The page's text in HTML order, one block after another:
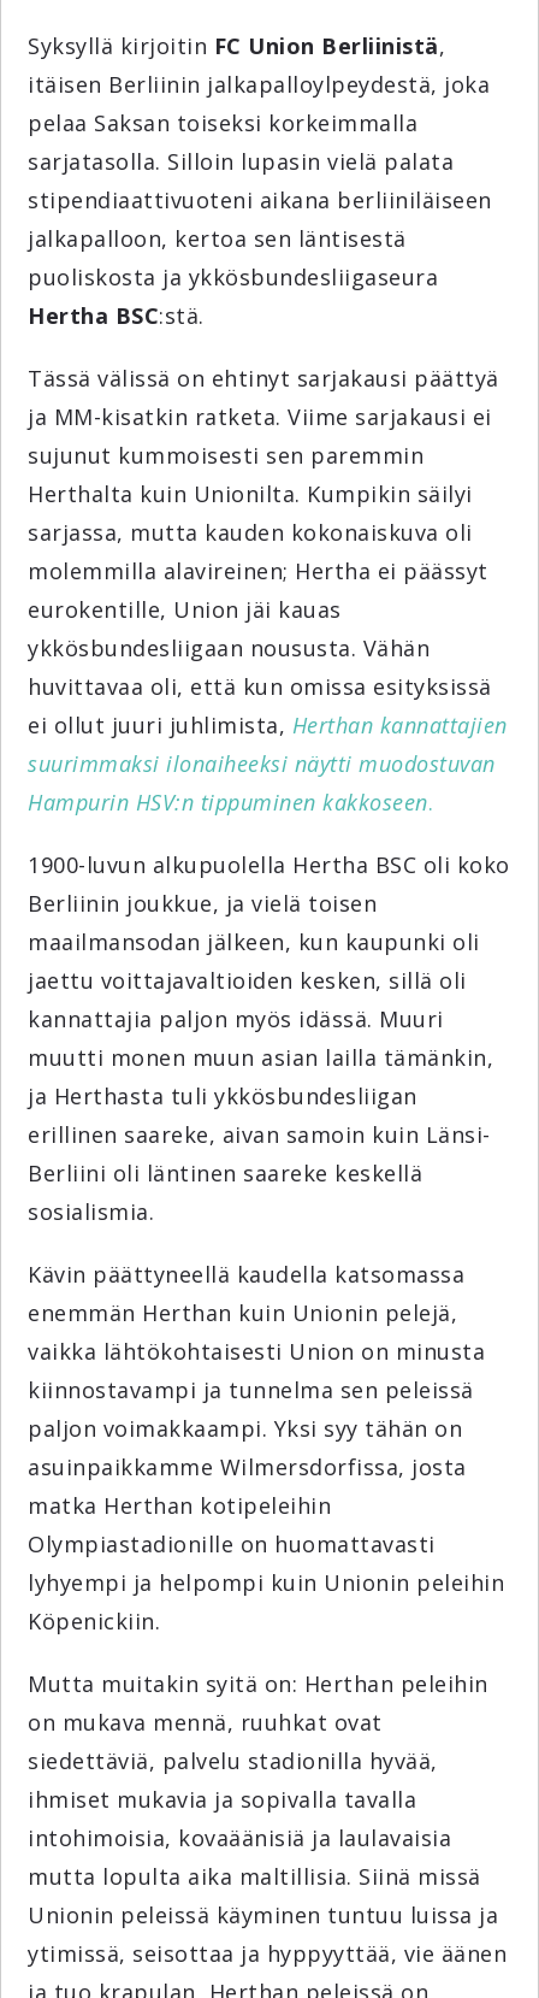
Syksyllä kirjoitin FC Union Berliinistä,
itäisen Berliinin jalkapalloylpeydestä, joka
pelaa Saksan toiseksi korkeimmalla
sarjatasolla. Silloin lupasin vielä palata
stipendiaattivuoteni aikana berliiniläiseen
jalkapalloon, kertoa sen läntisestä
puoliskosta ja ykkösbundesliigaseura
Hertha BSC:stä.
Tässä välissä on ehtinyt sarjakausi päättyä
ja MM-kisatkin ratketa. Viime sarjakausi ei
sujunut kummoisesti sen paremmin
Herthalta kuin Unionilta. Kumpikin säilyi
sarjassa, mutta kauden kokonaiskuva oli
molemmilla alavireinen; Hertha ei päässyt
eurokentille, Union jäi kauas
ykkösbundesliigaan noususta. Vähän
huvittavaa oli, että kun omissa esityksissä
ei ollut juuri juhlimista, Herthan kannattajien
suurimmaksi ilonaiheeksi näytti muodostuvan
Hampurin HSV:n tippuminen kakkoseen.
1900-luvun alkupuolella Hertha BSC oli koko
Berliinin joukkue, ja vielä toisen
maailmansodan jälkeen, kun kaupunki oli
jaettu voittajavaltioiden kesken, sillä oli
kannattajia paljon myös idässä. Muuri
muutti monen muun asian lailla tämänkin,
ja Herthasta tuli ykkösbundesliigan
erillinen saareke, aivan samoin kuin Länsi-
Berliini oli läntinen saareke keskellä
sosialismia.
Kävin päättyneellä kaudella katsomassa
enemmän Herthan kuin Unionin pelejä,
vaikka lähtökohtaisesti Union on minusta
kiinnostavampi ja tunnelma sen peleissä
paljon voimakkaampi. Yksi syy tähän on
asuinpaikkamme Wilmersdorfissa, josta
matka Herthan kotipeleihin
Olympiastadionille on huomattavasti
lyhyempi ja helpompi kuin Unionin peleihin
Köpenickiin.
Mutta muitakin syitä on: Herthan peleihin
on mukava mennä, ruuhkat ovat
siedettäviä, palvelu stadionilla hyvää,
ihmiset mukavia ja sopivalla tavalla
intohimoisia, kovaäänisiä ja laulavaisia
mutta lopulta aika maltillisia. Siinä missä
Unionin peleissä käyminen tuntuu luissa ja
ytimissä, seisottaa ja hyppyyttää, vie äänen
ja tuo krapulan, Herthan peleissä on